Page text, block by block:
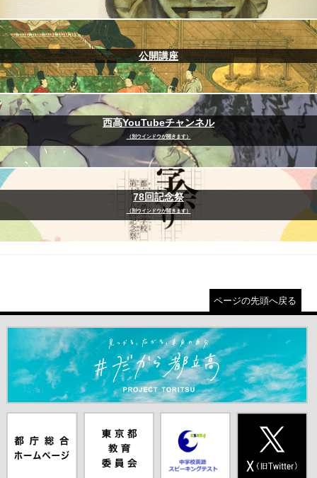
公開講座
西高YouTubeチャンネル
（別ウインドウが開きます）
78回記念祭
（別ウインドウが開きます）
ページの先頭へ戻る
＃だから都立高（別ウインドウが開きます）
ムページ（別
ウインドウが
員会（別ウイ
ンドウが開き
ピーキングテ
スト（別ウイ
ンドウが開き
（別ウインド
ウが開きま
す）